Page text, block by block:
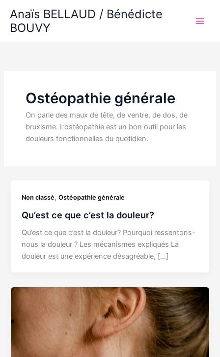
contenu
Anaïs BELLAUD / Bénédicte
BOUVY
Ostéopathie générale
On parle des maux de tête, de ventre, de dos, de
bruxisme. L’ostéopathie est un bon outil pour les
douleurs fonctionnelles du quotidien.
Non classé,Ostéopathie générale
Qu’est ce que c’est la douleur?
Qu’est ce que c’est la douleur? Pourquoi ressentons-
nous la douleur ? Les mécanismes expliqués La
douleur est une expérience désagréable, […]